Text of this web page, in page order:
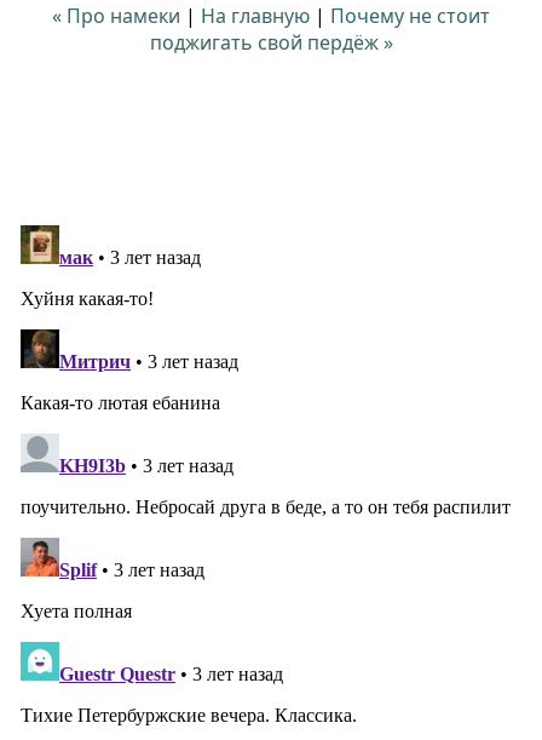
« Про намеки | На главную | Почему не стоит
поджигать свой пердёж »